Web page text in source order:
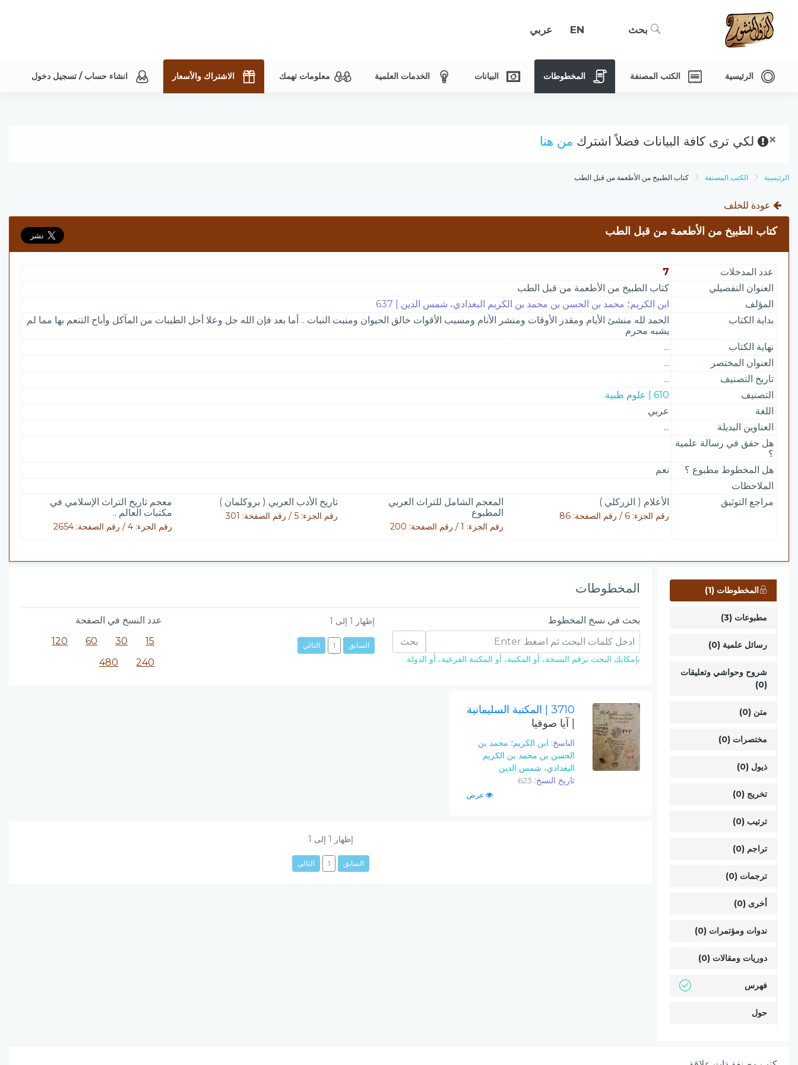
بحث EN عربي
الرئيسية الكتب المصنفة المخطوطات البيانات الخدمات العلمية معلومات تهمك الاشتراك والأسعار انشاء حساب / تسجيل دخول
× لكي ترى كافة البيانات فضلاً اشترك من هنا
الرئيسية الكتب المصنفة كتاب الطبيخ من الأطعمة من قبل الطب
عودة للخلف
كتاب الطبيخ من الأطعمة من قبل الطب
عدد المدخلات
7
العنوان التفصيلي
كتاب الطبيخ من الأطعمة من قبل الطب
المؤلف
ابن الكريم؛ محمد بن الحسن بن محمد بن الكريم البغدادي، شمس الدين | 637
بداية الكتاب
الحمد لله منشئ الأيام ومقدر الأوقات ومنشر الأنام ومسبب الأقوات خالق الحيوان ومنبت النبات .. أما بعد فإن الله جل وعلا أحل الطيبات من المآكل وأباح التنعم بها مما لم
يشبه محرم
نهاية الكتاب
...
العنوان المختصر
...
تاريخ التصنيف
...
التصنيف
610 | علوم طبية
اللغة
عربي
العناوين البديلة
...
هل حقق في رسالة علمية
؟
هل المخطوط مطبوع ؟
نعم
الملاحظات
مراجع التوثيق
الأعلام ( الزركلي )
رقم الجزء: 6 / رقم الصفحة: 86
المعجم الشامل للتراث العربي
المطبوع
رقم الجزء: 1 / رقم الصفحة: 200
تاريخ الأدب العربي ( بروكلمان )
رقم الجزء: 5 / رقم الصفحة: 301
معجم تاريخ التراث الإسلامي في
مكتبات العالم ..
رقم الجزء: 4 / رقم الصفحة: 2654
المخطوطات (1)
مطبوعات (3)
رسائل علمية (0)
شروح وحواشي وتعليقات
(0)
متن (0)
مختصرات (0)
ذيول (0)
تخريج (0)
ترتيب (0)
تراجم (0)
ترجمات (0)
أخرى (0)
ندوات ومؤتمرات (0)
دوريات ومقالات (0)
فهرس
حول
المخطوطات
بحث في نسخ المخطوط
بحث
بإمكانك البحث برقم النسخة، أو المكتبة، أو المكتبة الفرعية، أو الدولة
إظهار 1 إلى 1
السابق 1 التالي
عدد النسخ في الصفحة
15
30
60
120
240
480
3710
| المكتبة السليمانية
| آيا صوفيا
الناسخ: ابن الكريم؛ محمد بن
الحسن بن محمد بن الكريم
البغدادي، شمس الدين
تاريخ النسخ:
عرض
إظهار 1 إلى 1
السابق 1 التالي